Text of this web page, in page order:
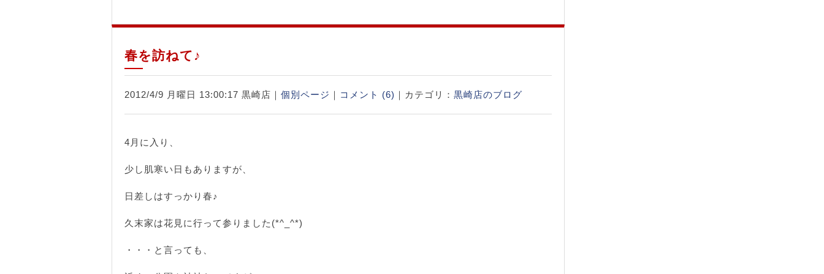
春を訪ねて♪
2012/4/9 月曜日 13:00:17 黒崎店｜ 個別ページ ｜ コメント (6) ｜カテゴリ： 黒崎店のブログ
4月に入り、
少し肌寒い日もありますが、
日差しはすっかり春♪
久末家は花見に行って参りました(*^_^*)
・・・と言っても、